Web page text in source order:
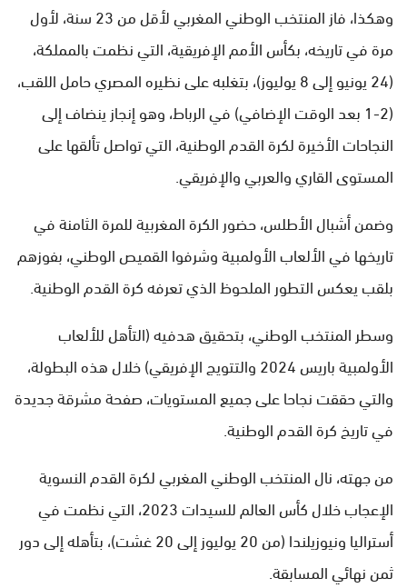
وهكذا، فاز المنتخب الوطني المغربي لأقل من 23 سنة، لأول
مرة في تاريخه، بكأس الأمم الإفريقية، التي نظمت بالمملكة،
(24 يونيو إلى 8 يوليوز)، بتغلبه على نظيره المصري حامل اللقب،
(2-1 بعد الوقت الإضافي) في الرباط، وهو إنجاز ينضاف إلى
النجاحات الأخيرة لكرة القدم الوطنية، التي تواصل تألقها على
المستوى القاري والعربي والإفريقي.
وضمن أشبال الأطلس، حضور الكرة المغربية للمرة الثامنة في
تاريخها في الألعاب الأولمبية وشرفوا القميص الوطني، بفوزهم
بلقب يعكس التطور الملحوظ الذي تعرفه كرة القدم الوطنية.
وسطر المنتخب الوطني، بتحقيق هدفيه (التأهل للألعاب
الأولمبية باريس 2024 والتتويج الإفريقي) خلال هذه البطولة،
والتي حققت نجاحا على جميع المستويات، صفحة مشرقة جديدة
في تاريخ كرة القدم الوطنية.
من جهته، نال المنتخب الوطني المغربي لكرة القدم النسوية
الإعجاب خلال كأس العالم للسيدات 2023، التي نظمت في
أستراليا ونيوزيلندا (من 20 يوليوز إلى 20 غشت)، بتأهله إلى دور
ثمن نهائي المسابقة.